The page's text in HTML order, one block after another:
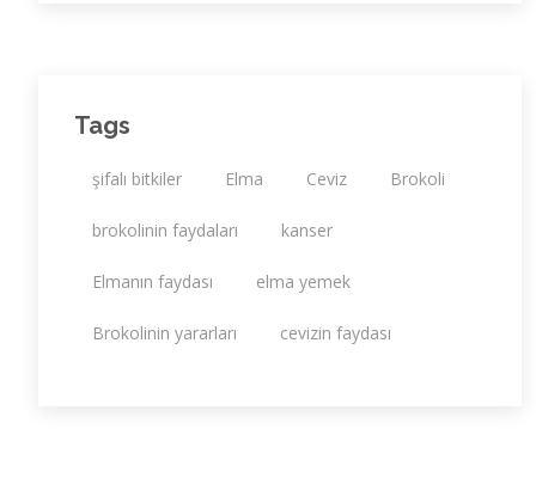
Tags
şifalı bitkiler Elma Ceviz Brokoli
brokolinin faydaları kanser
Elmanın faydası elma yemek
Brokolinin yararları cevizin faydası